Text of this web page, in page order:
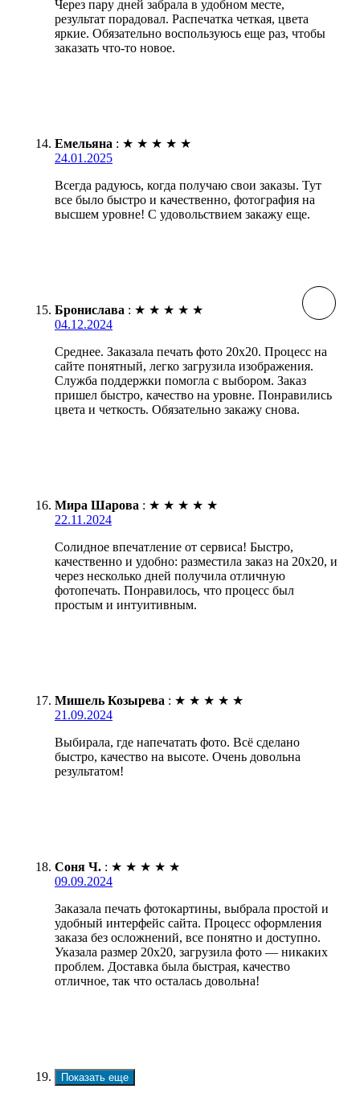
Через пару дней забрала в удобном месте,
результат порадовал. Распечатка четкая, цвета
яркие. Обязательно воспользуюсь еще раз, чтобы
заказать что-то новое.
Емельяна : ★ ★ ★ ★ ★
24.01.2025
Всегда радуюсь, когда получаю свои заказы. Тут
все было быстро и качественно, фотография на
высшем уровне! С удовольствием закажу еще.
Бронислава : ★ ★ ★ ★ ★
04.12.2024
Среднее. Заказала печать фото 20х20. Процесс на
сайте понятный, легко загрузила изображения.
Служба поддержки помогла с выбором. Заказ
пришел быстро, качество на уровне. Понравились
цвета и четкость. Обязательно закажу снова.
Мира Шарова : ★ ★ ★ ★ ★
22.11.2024
Солидное впечатление от сервиса! Быстро,
качественно и удобно: разместила заказ на 20х20, и
через несколько дней получила отличную
фотопечать. Понравилось, что процесс был
простым и интуитивным.
Мишель Козырева : ★ ★ ★ ★ ★
21.09.2024
Выбирала, где напечатать фото. Всё сделано
быстро, качество на высоте. Очень довольна
результатом!
Соня Ч. : ★ ★ ★ ★ ★
09.09.2024
Заказала печать фотокартины, выбрала простой и
удобный интерфейс сайта. Процесс оформления
заказа без осложнений, все понятно и доступно.
Указала размер 20х20, загрузила фото — никаких
проблем. Доставка была быстрая, качество
отличное, так что осталась довольна!
Показать еще